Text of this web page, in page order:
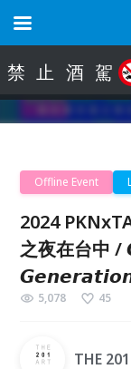
禁 止 酒 駕
Offline Event
2024
之夜在台中
5,078 45
THE